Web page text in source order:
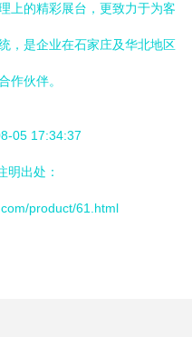
上的精彩展台，更致力于为客
，是企业在石家庄及华北地区
作伙伴。
05 17:34:37
明出处：
product/61.html